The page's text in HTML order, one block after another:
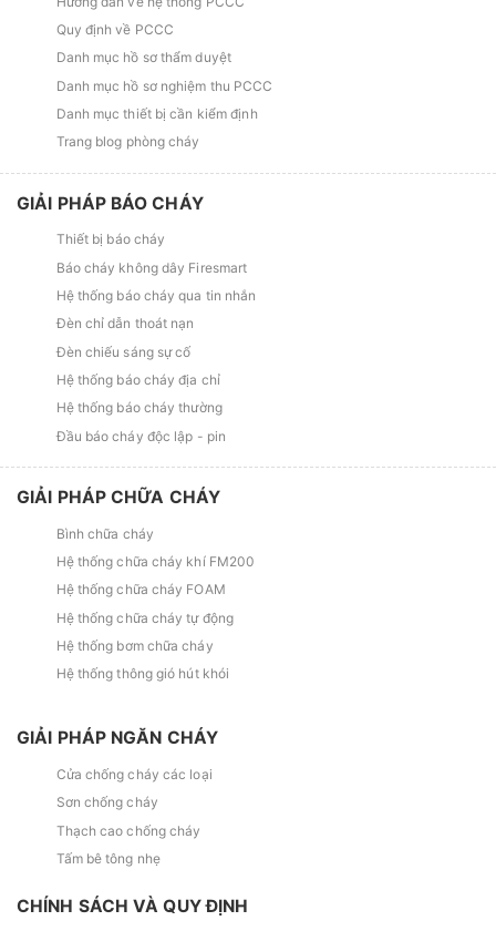
Quy định về PCCC
Danh mục hồ sơ thẩm duyệt
Danh mục hồ sơ nghiệm thu PCCC
Danh mục thiết bị cần kiểm định
Trang blog phòng cháy
GIẢI PHÁP BÁO CHÁY
Thiết bị báo cháy
Báo cháy không dây Firesmart
Hệ thống báo cháy qua tin nhắn
Đèn chỉ dẫn thoát nạn
Đèn chiếu sáng sự cố
Hệ thống báo cháy địa chỉ
Hệ thống báo cháy thường
Đầu báo cháy độc lập - pin
GIẢI PHÁP CHỮA CHÁY
Bình chữa cháy
Hệ thống chữa cháy khí FM200
Hệ thống chữa cháy FOAM
Hệ thống chữa cháy tự động
Hệ thống bơm chữa cháy
Hệ thống thông gió hút khói
GIẢI PHÁP NGĂN CHÁY
Cửa chống cháy các loại
Sơn chống cháy
Thạch cao chống cháy
Tấm bê tông nhẹ
CHÍNH SÁCH VÀ QUY ĐỊNH